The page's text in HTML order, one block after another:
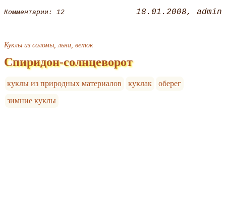
Комментарии: 12 18.01.2008 admin
Куклы из соломы, льна, веток
Спиридон-солнцеворот
куклы из природных материалов куклак
оберег
зимние куклы